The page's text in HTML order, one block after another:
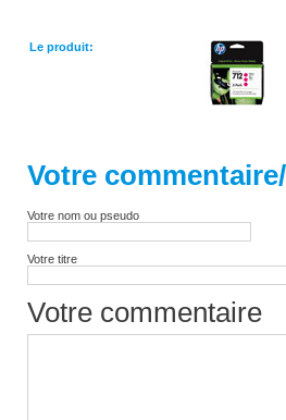
Le produit:
Votre
Votre nom ou pseudo
Votre titre
Votre commentaire